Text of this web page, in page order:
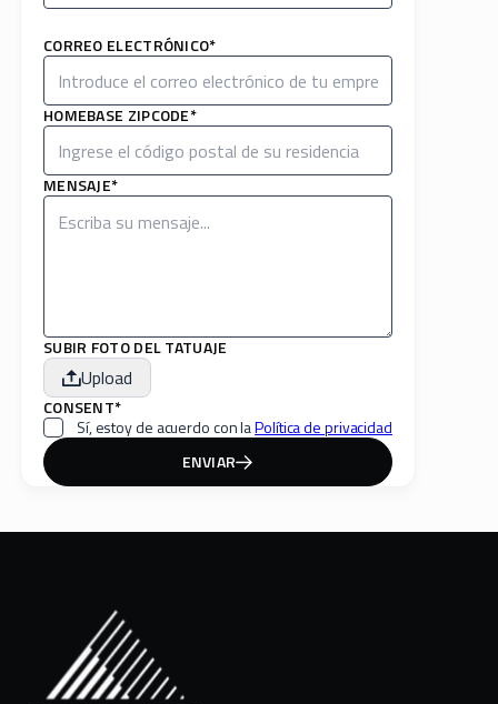
CORREO ELECTRÓNICO*
HOMEBASE ZIPCODE*
MENSAJE*
SUBIR FOTO DEL TATUAJE
Upload
CONSENT*
Sí, estoy de acuerdo con laPolítica de privacidad
ENVIAR